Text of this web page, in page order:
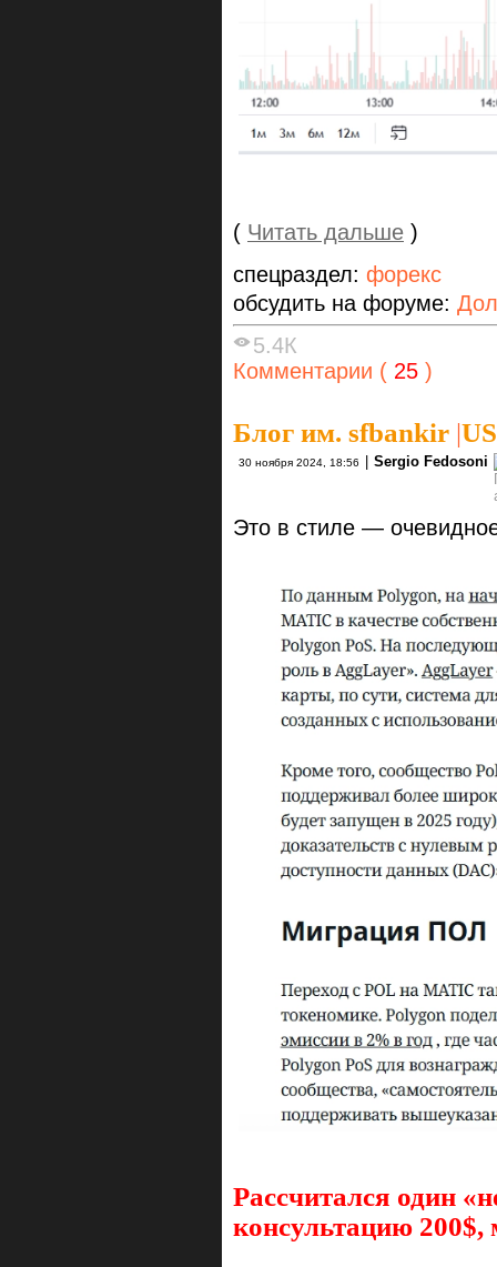
( Читать дальше )
спецраздел: форекс
обсудить на форуме:
5.4К
Комментарии ( 25 )
Блог им. sfbankir |
30 ноября 2024, 18:56 Sergio Fedosoni
Это в стиле —
Рассчитался один
консультацию 200$,